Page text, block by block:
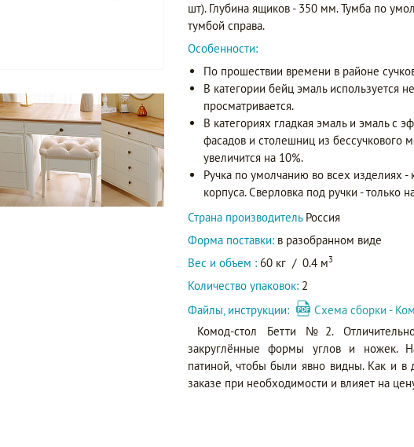
шт). Глубина ящиков - 350 мм. Тумба по
тумбой справа.
Особенности:
По прошествии времени в районе
В категории бейц эмаль используется
просматривается.
В категориях гладкая эмаль и эмаль с
фасадов и столешниц из бессучкового
увеличится на 10%.
Ручка по умолчанию во всех изделиях -
корпуса. Сверловка под ручки - только
Страна производитель Россия
Форма поставки: в разобранном виде
Вес и объем : 60 кг / 0.4 м3
Количество упаковок: 2
Файлы, инструкции:
Схема сборки -
Комод-стол Бетти №2.
закруглённые формы углов и ножек.
патиной, чтобы были явно видны. Как и в
заказе при необходимости и влияет на